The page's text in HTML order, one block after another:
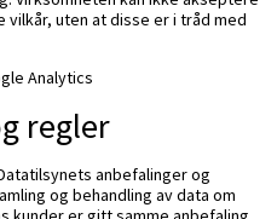
vilkår, uten at disse er i tråd med
Analytics
regler
anbefalinger og
og behandling av data om